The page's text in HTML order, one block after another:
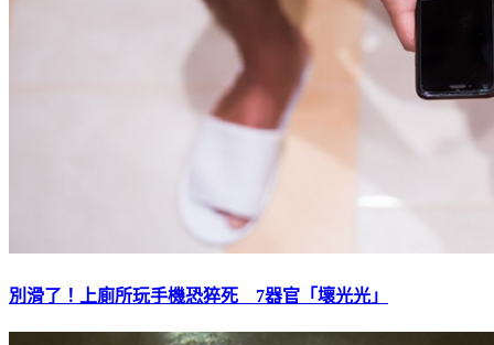
別滑了！上廁所玩手機恐猝死 7器官「壞光光」